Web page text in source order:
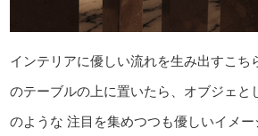
インテリアに優しい流れを生み出すこち
のテーブルの上に置いたら、オブジェと
のような 注目を集めつつも優しいイメ